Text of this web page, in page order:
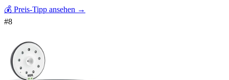
💰 Preis-Tipp ansehen →
#8